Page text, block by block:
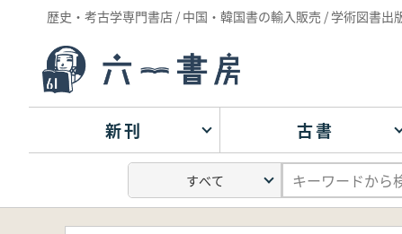
歴史・考古学専門書店 / 中国・韓国書の輸入販売 / 学術図書出
新刊 古書